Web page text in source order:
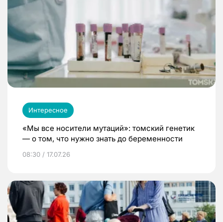
Интересное
«Мы все носители мутаций»: томский генетик
— о том, что нужно знать до беременности
08:30 / 17.07.26